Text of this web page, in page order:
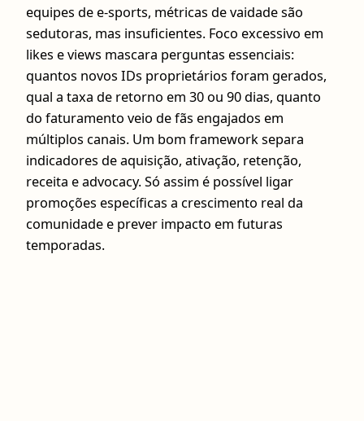
equipes de e-sports, métricas de vaidade são
sedutoras, mas insuficientes. Foco excessivo em
likes e views mascara perguntas essenciais:
quantos novos IDs proprietários foram gerados,
qual a taxa de retorno em 30 ou 90 dias, quanto
do faturamento veio de fãs engajados em
múltiplos canais. Um bom framework separa
indicadores de aquisição, ativação, retenção,
receita e advocacy. Só assim é possível ligar
promoções específicas a crescimento real da
comunidade e prever impacto em futuras
temporadas.